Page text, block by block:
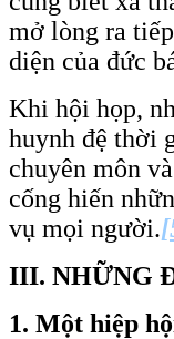
mở lòng ra
diện của đức
Khi hội họp,
huynh đệ thời
chuyên môn
cống hiến
vụ mọi người.
III. NHỮNG
1. Một hiệp